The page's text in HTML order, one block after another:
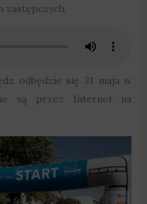
zastępczych.
odbędzie się 31 maja w
są przez Internet na